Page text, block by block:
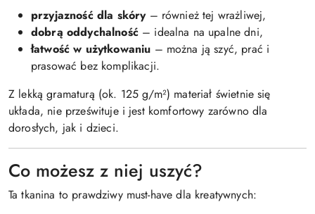
przyjazność dla skóry– również tej wrażliwej,
dobrą oddychalność– idealna na upalne dni,
łatwość w użytkowaniu – można ją szyć, prać i
prasować bez komplikacji.
Z lekką gramaturą (ok. 125 g/m²) materiał świetnie się
układa, nie prześwituje i jest komfortowy zarówno dla
dorosłych, jak i dzieci.
Co możesz z niej uszyć?
Ta tkanina to prawdziwy must-have dla kreatywnych: